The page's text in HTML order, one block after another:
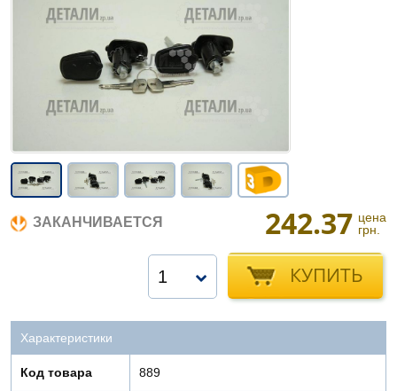
ЗАКАНЧИВАЕТСЯ 242.37 цена
грн.
КУПИТЬ
1
Характеристики
Код товара 889